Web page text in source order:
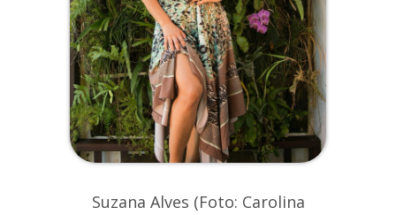
Suzana Alves (Foto: Carolina